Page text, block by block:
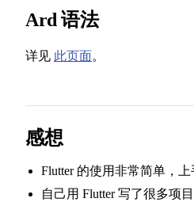
Ard 语法
详见 此页面。
感想
Flutter 的使用非常简单，上
自己用 Flutter 写了很多项